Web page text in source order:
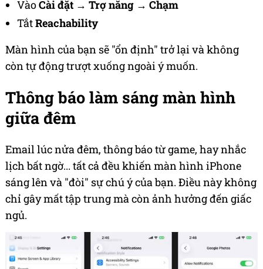
VàoCài đặt → Trợ năng → Chạm
TắtReachability
Màn hình của bạn sẽ "ổn định" trở lại và không
còn tự động trượt xuống ngoài ý muốn.
Thông báo làm sáng màn hình
giữa đêm
Email lúc nửa đêm, thông báo từ game, hay nhắc
lịch bất ngờ... tất cả đều khiến màn hình iPhone
sáng lên và "đòi" sự chú ý của bạn. Điều này không
chỉ gây mất tập trung mà còn ảnh hưởng đến giấc
ngủ.